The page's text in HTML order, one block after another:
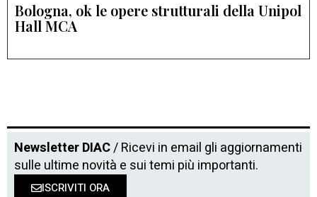
Bologna, ok le opere strutturali della Unipol
Hall MCA
Newsletter DIAC/ Ricevi in email gli aggiornamenti
sulle ultime novità e sui temi più importanti.
ISCRIVITI ORA